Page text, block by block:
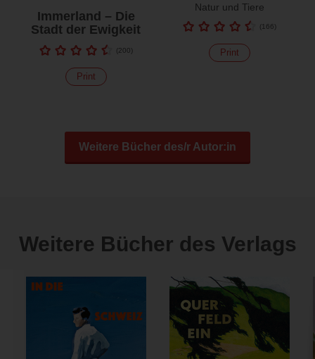
Immerland – Die
Stadt der Ewigkeit
(200)
Print
Natur und Tiere
(166)
Print
Weitere Bücher des/r Autor:in
Weitere Bücher des Verlags